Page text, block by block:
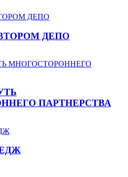
ДЕПО
ПАРТНЕРСТВА